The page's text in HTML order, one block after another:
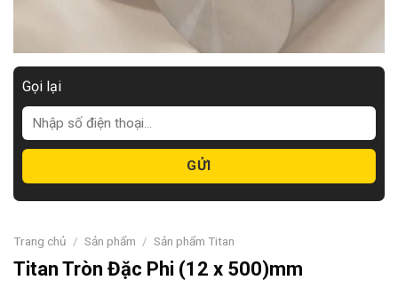
Gọi lại
Trang chủ / Sản phẩm / Sản phẩm Titan
Titan Tròn Đặc Phi (12 x 500)mm